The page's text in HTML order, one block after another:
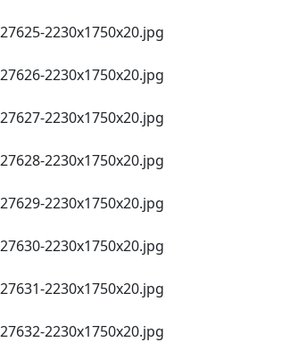
27625-2230х1750х20.jpg
27626-2230х1750х20.jpg
27627-2230х1750х20.jpg
27628-2230х1750х20.jpg
27629-2230х1750х20.jpg
27630-2230х1750х20.jpg
27631-2230х1750х20.jpg
27632-2230х1750х20.jpg